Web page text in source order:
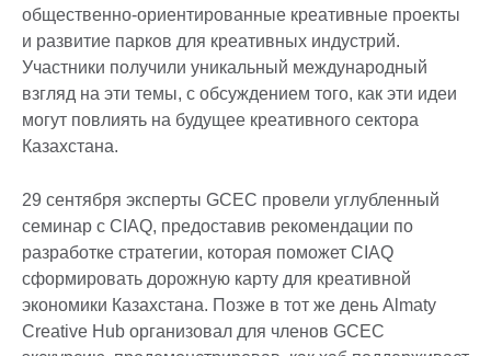
общественно-ориентированные креативные проекты
и развитие парков для креативных индустрий.
Участники получили уникальный международный
взгляд на эти темы, с обсуждением того, как эти идеи
могут повлиять на будущее креативного сектора
Казахстана.
29 сентября эксперты GCEC провели углубленный
семинар с CIAQ, предоставив рекомендации по
разработке стратегии, которая поможет CIAQ
сформировать дорожную карту для креативной
экономики Казахстана. Позже в тот же день Almaty
Creative Hub организовал для членов GCEC